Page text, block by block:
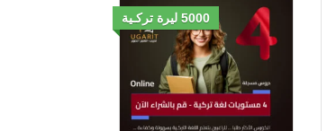
5000 ليرة تركـية